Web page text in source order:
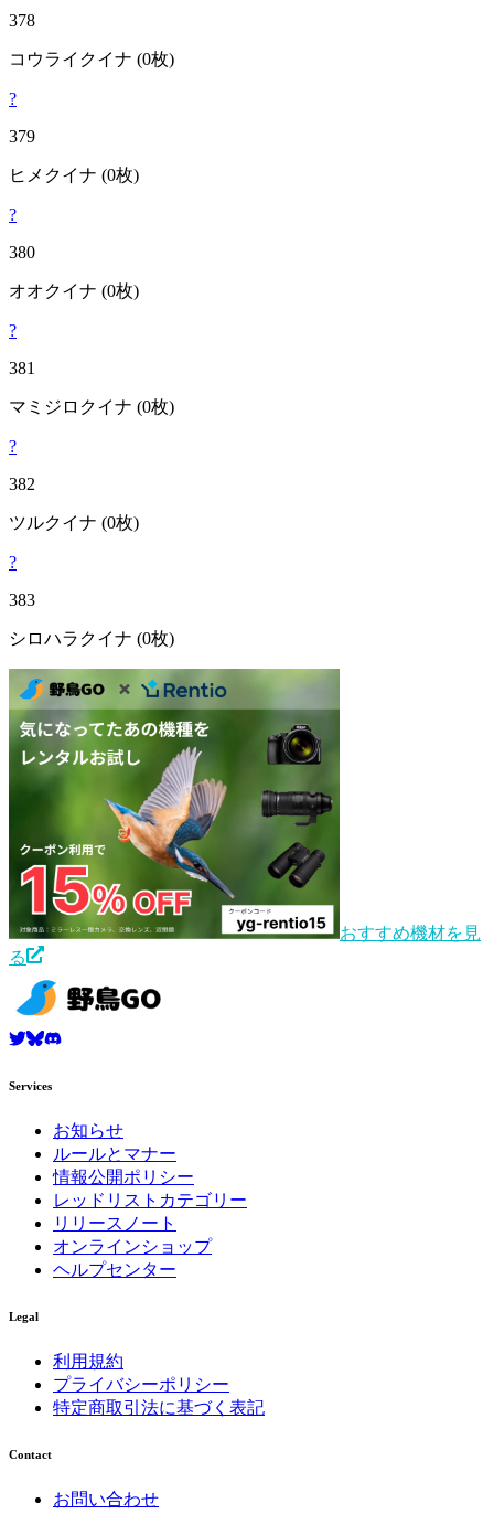
378
コウライクイナ (0枚)
?
379
ヒメクイナ (0枚)
?
380
オオクイナ (0枚)
?
381
マミジロクイナ (0枚)
?
382
ツルクイナ (0枚)
?
383
シロハラクイナ (0枚)
おすすめ機材を見
る
Services
お知らせ
ルールとマナー
情報公開ポリシー
レッドリストカテゴリー
リリースノート
オンラインショップ
ヘルプセンター
Legal
利用規約
プライバシーポリシー
特定商取引法に基づく表記
Contact
お問い合わせ